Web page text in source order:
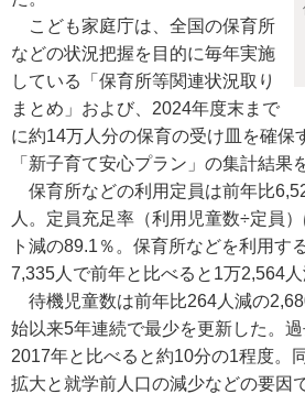
こども家庭庁は、全国の保育所
などの状況把握を目的に毎年実施
している「保育所等関連状況取り
まとめ」および、2024年度末まで
に約14万人分の保育の受け皿を確保
「新子育て安心プラン」の集計結果
保育所などの利用定員は前年比
人。定員充足率（利用児童数÷定員
ト減の89.1％。保育所などを利用す
7,335人で前年と比べると1万2,564人
待機児童数は前年比264人減の
始以来5年連続で最少を更新した。
2017年と比べると約10分の1程度。
拡大と就学前人口の減少などの要因